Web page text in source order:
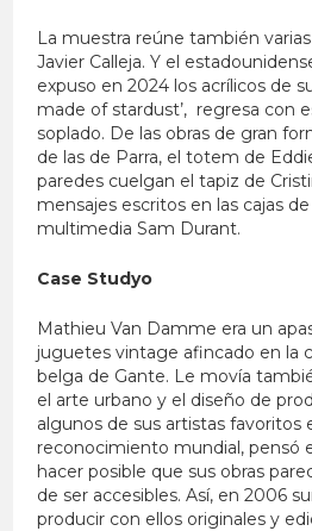
La muestra reúne también
Javier Calleja. Y el
expuso en 2024 los acrílicos de
made of stardust’, regresa con
soplado. De las obras de gran
de las de Parra, el totem de
paredes cuelgan el tapiz de
mensajes escritos en las cajas
multimedia Sam Durant.
Case Studyo
Mathieu Van Damme era un
juguetes vintage afincado en la
belga de Gante. Le movía
el arte urbano y el diseño de
algunos de sus artistas
reconocimiento mundial, pensó
hacer posible que sus obras
de ser accesibles. Así, en 2006
producir con ellos originales y